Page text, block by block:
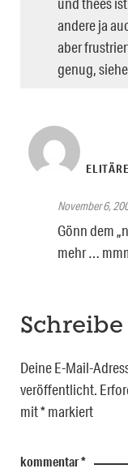
andere ja
aber
genug,
November 6,
Gönn dem
mehr …
Deine E-Mail-
veröffentlicht.
mit*markiert
kommentar*